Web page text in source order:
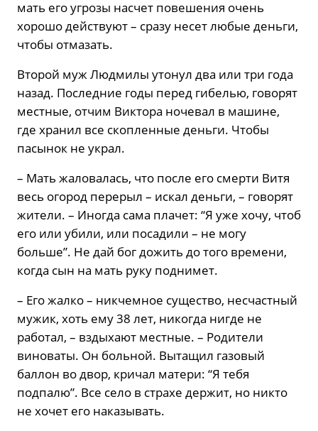
мать его угрозы насчет повешения очень
хорошо действуют – сразу несет любые деньги,
чтобы отмазать.
Второй муж Людмилы утонул два или три года
назад. Последние годы перед гибелью, говорят
местные, отчим Виктора ночевал в машине,
где хранил все скопленные деньги. Чтобы
пасынок не украл.
– Мать жаловалась, что после его смерти Витя
весь огород перерыл – искал деньги, – говорят
жители. – Иногда сама плачет: “Я уже хочу, чтоб
его или убили, или посадили – не могу
больше”. Не дай бог дожить до того времени,
когда сын на мать руку поднимет.
– Его жалко – никчемное существо, несчастный
мужик, хоть ему 38 лет, никогда нигде не
работал, – вздыхают местные. – Родители
виноваты. Он больной. Вытащил газовый
баллон во двор, кричал матери: “Я тебя
подпалю”. Все село в страхе держит, но никто
не хочет его наказывать.